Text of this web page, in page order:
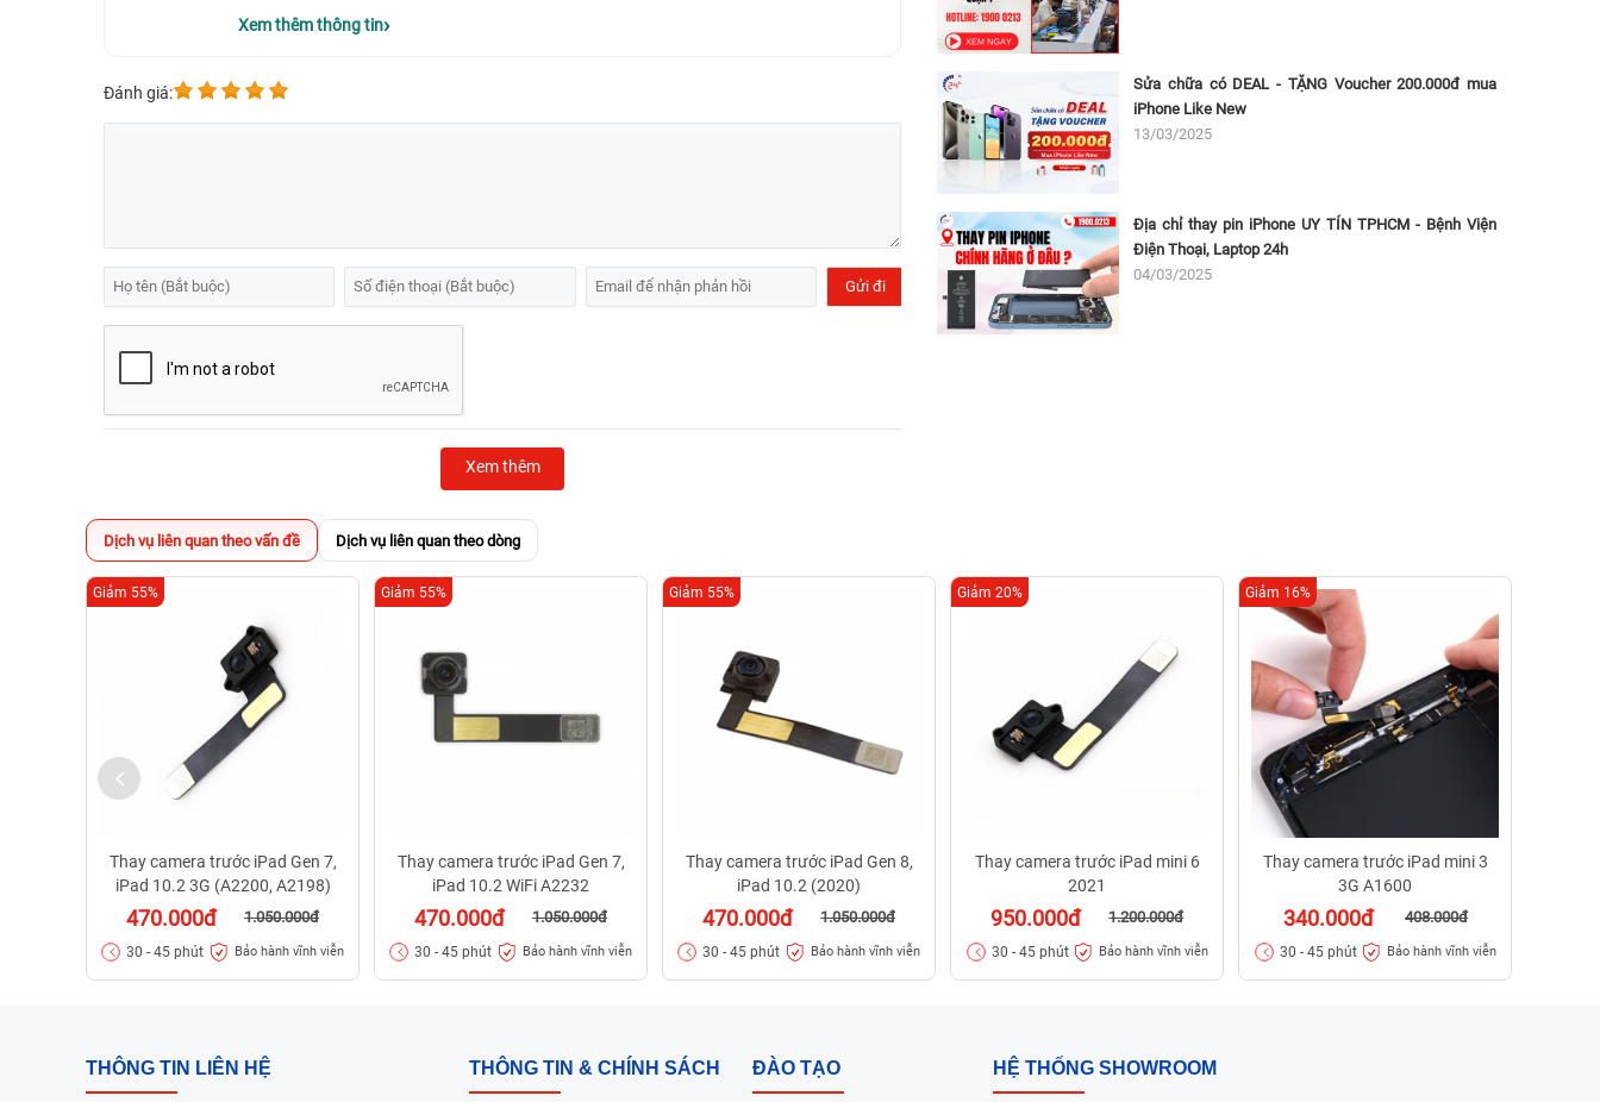
Xem thêm thông tin
Đánh giá:
Xem thêm
Sửa chữa có DEAL - TẶNG Voucher 200.000đ mua
iPhone Like New
13/03/2025
Địa chỉ thay pin iPhone UY TÍN TPHCM - Bệnh Viện
Điện Thoại, Laptop 24h
04/03/2025
Dịch vụ liên quan theo vấn đề Dịch vụ liên quan theo dòng
Thay camera trước iPad Gen 7,
iPad 10.2 3G (A2200, A2198)
470.000đ 1.050.000đ
Giảm 55%
30 - 45 phút Bảo hành vĩnh viễn
Thay camera trước iPad Gen 7,
iPad 10.2 WiFi A2232
470.000đ 1.050.000đ
Giảm 55%
30 - 45 phút Bảo hành vĩnh viễn
Thay camera trước iPad Gen 8,
iPad 10.2 (2020)
470.000đ 1.050.000đ
Giảm 55%
30 - 45 phút Bảo hành vĩnh viễn
Thay camera trước iPad mini 6
2021
950.000đ 1.200.000đ
Giảm 20%
30 - 45 phút Bảo hành vĩnh viễn
Thay camera trước iPad mini 3
3G A1600
340.000đ 408.000đ
Giảm 16%
30 - 45 phút Bảo hành vĩnh viễn
THÔNG TIN LIÊN HỆ THÔNG TIN & CHÍNH SÁCH ĐÀO TẠO HỆ THỐNG SHOWROOM